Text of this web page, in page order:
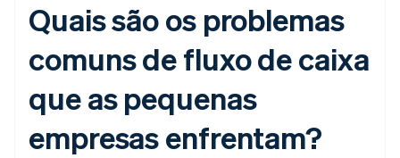
Quais são os problemas
comuns de fluxo de caixa
que as pequenas
empresas enfrentam?